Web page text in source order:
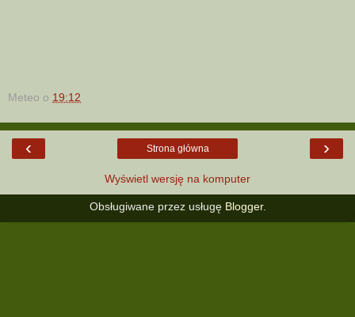
Meteo o 19:12
‹ ›
Strona główna
Wyświetl wersję na komputer
Obsługiwane przez usługę Blogger.